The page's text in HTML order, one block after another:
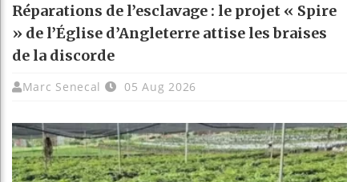
Réparations de l’esclavage : le projet « Spire
» de l’Église d’Angleterre attise les braises
de la discorde
Marc Senecal 05 Aug 2026